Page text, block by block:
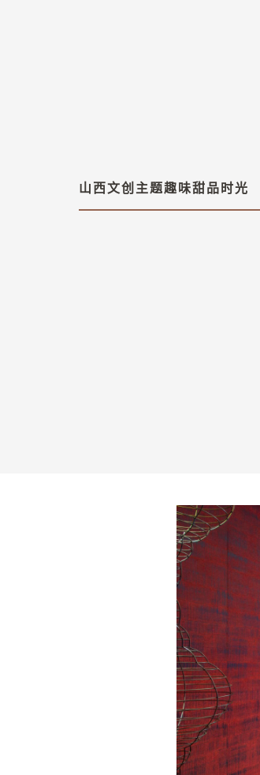
山西文创主题趣味甜品时光